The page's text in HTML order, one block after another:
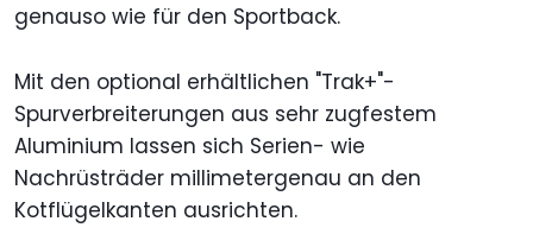
genauso wie für den Sportback.
Mit den optional erhältlichen "Trak+"-
Spurverbreiterungen aus sehr zugfestem
Aluminium lassen sich Serien- wie
Nachrüsträder millimetergenau an den
Kotflügelkanten ausrichten.